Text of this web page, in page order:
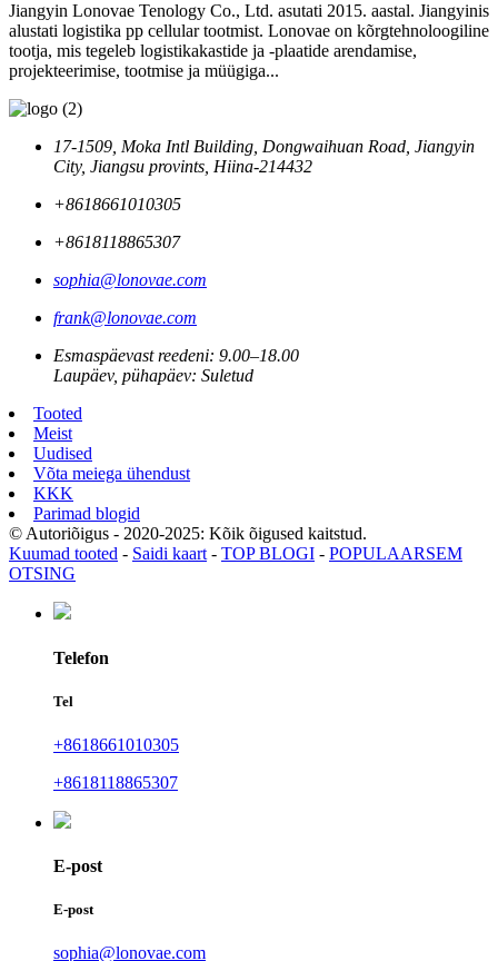
Jiangyin Lonovae Tenology Co., Ltd. asutati 2015. aastal. Jiangyinis
alustati logistika pp cellular tootmist. Lonovae on kõrgtehnoloogiline
tootja, mis tegeleb logistikakastide ja -plaatide arendamise,
projekteerimise, tootmise ja müügiga...
17-1509, Moka Intl Building, Dongwaihuan Road, Jiangyin
City, Jiangsu provints, Hiina-214432
+8618661010305
+8618118865307
sophia@lonovae.com
frank@lonovae.com
Esmaspäevast reedeni: 9.00–18.00
Laupäev, pühapäev: Suletud
Tooted
Meist
Uudised
Võta meiega ühendust
KKK
Parimad blogid
© Autoriõigus - 2020-2025: Kõik õigused kaitstud.
Kuumad tooted - Saidi kaart - TOP BLOGI - POPULAARSEM
OTSING
Telefon
Tel
+8618661010305
+8618118865307
E-post
E-post
sophia@lonovae.com